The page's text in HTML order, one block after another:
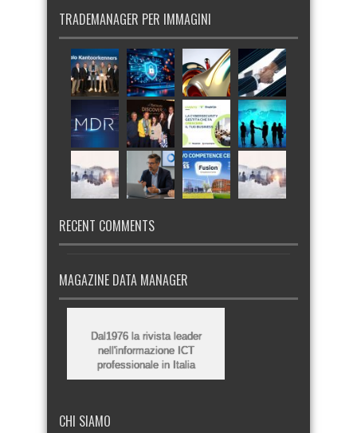
TRADEMANAGER PER IMMAGINI
RECENT COMMENTS
MAGAZINE DATA MANAGER
Dal1976 la rivista leader
nell'informazione ICT
professionale in Italia
CHI SIAMO